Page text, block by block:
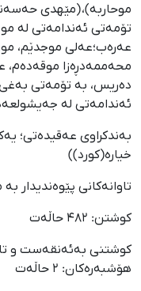
موحاربه)، (مێهدی
عەرەب؛‌عەلی موجدێم،
محەممەدڕەزا
دەریس، به تۆمەتی
ئەندامەتی لە
بەندکراوی عەقیدەتی؛
خیارە(کورد))
تاوانەکانی پێوەندیدار بە
کوشتن: ۴۸۲ حاڵەت
کوشتنی بەئەنقەست و
هۆشبەرەکان: ۲ حاڵەت